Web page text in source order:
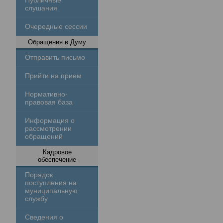
слушания
Очередные сессии
Обращения в Думу
Отправить письмо
Прийти на прием
Нормативно-
правовая база
Информация о
рассмотрении
обращений
Кадровое
обеспечение
Порядок
поступления на
муниципальную
службу
Сведения о